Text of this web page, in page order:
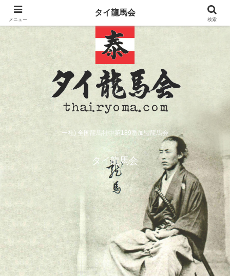
一社) 全国龍馬社中第189番加盟龍馬会
タイ龍馬会
メニュー
タイ龍馬会
検索